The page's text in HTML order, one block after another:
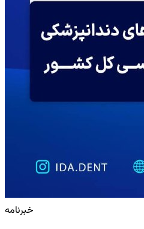
خبرنامه